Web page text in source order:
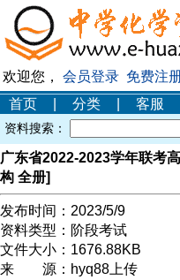
欢迎您， 会员登录 免费注
首页
分类 客服
资料搜索：
广东省2022-2023学年联考
构 全册]
发布时间： 2023/5/9
资料类型： 阶段考试
文件大小： 1676.88KB
来 源： hyq88上传